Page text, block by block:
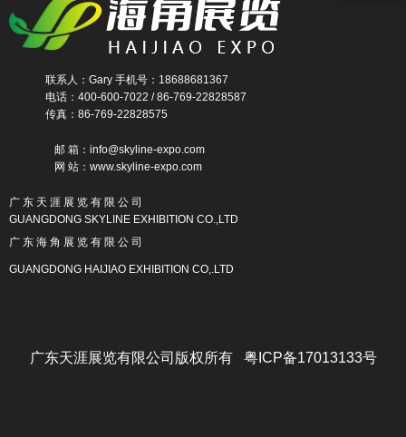
联系人：Gary 手机号：18688681367
电话：400-600-7022 / 86-769-22828587
传真：86-769-22828575
邮 箱：info@skyline-expo.com
网 站：www.skyline-expo.com
广 东 天 涯 展 览 有 限 公 司
GUANGDONG SKYLINE EXHIBITION CO.,LTD
广 东 海 角 展 览 有 限 公 司
GUANGDONG HAIJIAO EXHIBITION CO,.LTD
广东天涯展览有限公司版权所有 粤ICP备17013133号